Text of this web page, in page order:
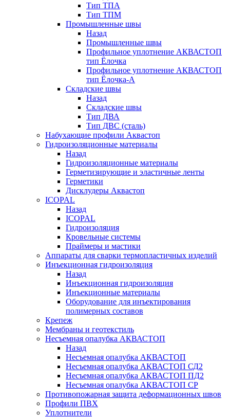
Тип ТПА
Тип ТПМ
Промышленные швы
Назад
Промышленные швы
Профильное уплотнение АКВАСТОП
тип Ёлочка
Профильное уплотнение АКВАСТОП
тип Ёлочка-А
Складские швы
Назад
Складские швы
Тип ДВА
Тип ДВС (сталь)
Набухающие профили Аквастоп
Гидроизоляционные материалы
Назад
Гидроизоляционные материалы
Герметизирующие и эластичные ленты
Герметики
Дисклудеры Аквастоп
ICOPAL
Назад
ICOPAL
Гидроизоляция
Кровельные системы
Праймеры и мастики
Аппараты для сварки термопластичных изделий
Инъекционная гидроизоляция
Назад
Инъекционная гидроизоляция
Инъекционные материалы
Оборудование для инъектирования
полимерных составов
Крепеж
Мембраны и геотекстиль
Несъемная опалубка АКВАСТОП
Назад
Несъемная опалубка АКВАСТОП
Несъемная опалубка АКВАСТОП СД2
Несъемная опалубка АКВАСТОП ПД2
Несъемная опалубка АКВАСТОП СР
Противопожарная защита деформационных швов
Профили ПВХ
Уплотнители